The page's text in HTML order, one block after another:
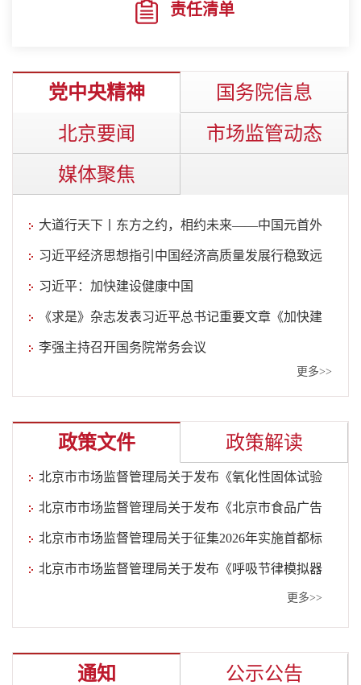
责任清单
党中央精神
国务院信息
北京要闻
市场监管动态
媒体聚焦
更多>>
大道行天下丨东方之约，相约未来——中国元首外
交的世界情怀与大...
习近平经济思想指引中国经济高质量发展行稳致远
习近平：加快建设健康中国
《求是》杂志发表习近平总书记重要文章《加快建
设健康中国》
李强主持召开国务院常务会议
政策文件 政策解读
北京市市场监督管理局关于发布《氧化性固体试验
仪校准规范》 等7项京津冀共建... 2026-07-31
北京市市场监督管理局关于发布《北京市食品广告
发布指引》的公告 2026-07-31
北京市市场监督管理局关于征集2026年实施首都标
准化战略补助资金项目的通知 2026-05-27
北京市市场监督管理局关于发布《呼吸节律模拟器
2026-05-18
更多>>
通知 公示公告